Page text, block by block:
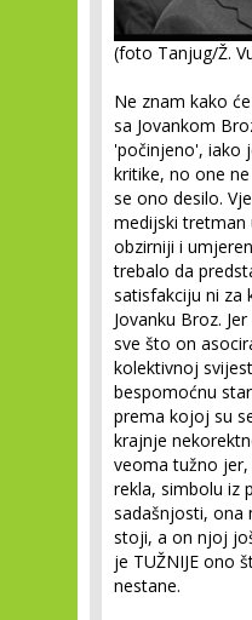
(foto Tanjug/Ž.
Ne znam kako
sa Jovankom
'počinjeno', iako
kritike, no one
se ono desilo.
medijski tretman
obzirniji i
trebalo da
satisfakciju ni za
Jovanku Broz.
sve što on
kolektivnoj
bespomoćnu
prema kojoj su
krajnje
veoma tužno
rekla, simbolu iz
sadašnjosti, ona
stoji, a on njoj
je TUŽNIJE ono
nestane.